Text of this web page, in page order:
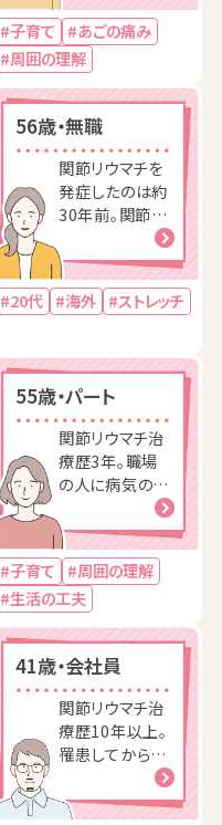
い治療を求めて
病院を変更。
#子育て
#あごの痛み
#周囲の理解
56歳・無職
関節リウマチを
発症したのは約
30年前。関節リ
ウマチに関する
書籍を読むなど
して情報を収...
集。
#20代 #海外 #ストレッチ
55歳・パート
関節リウマチ治
療歴3年。職場
の人に病気のこ
とを伝えことで
助けてもらいな
がら、無理のな
い範囲で仕事を
続けられてい
る。
#子育て
#周囲の理解
#生活の工夫
41歳・会社員
関節リウマチ治
療歴10年以上。
罹患してから、
結婚や子供の誕
生などライフス